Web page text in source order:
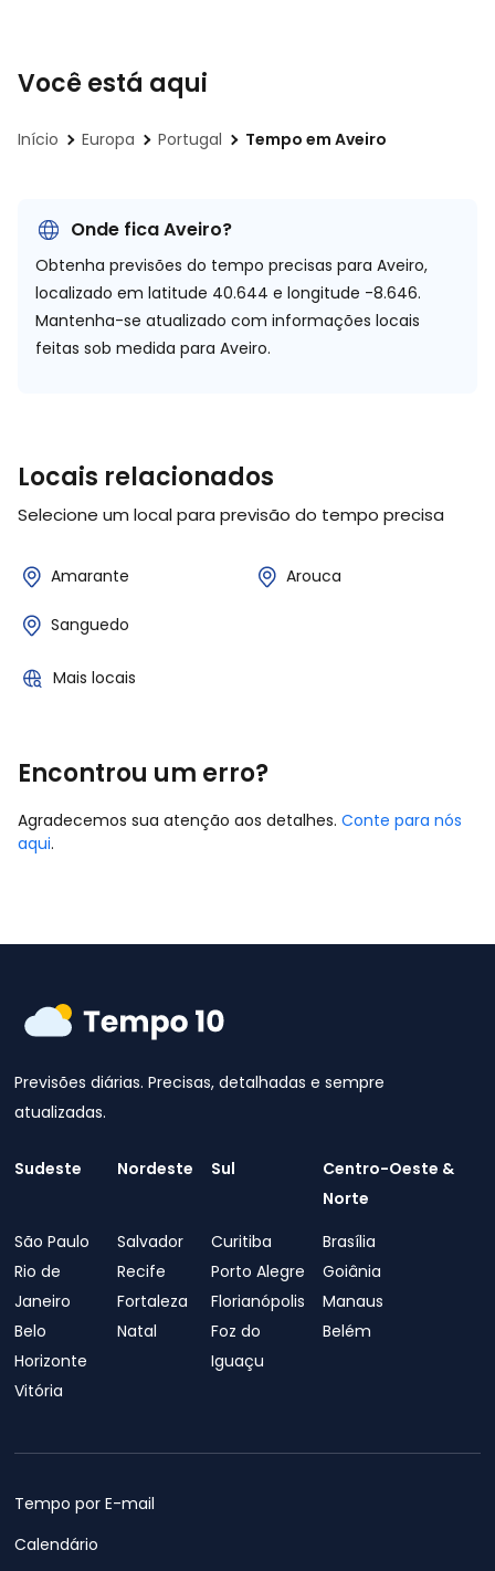
Você está aqui
Início Europa Portugal Tempo em Aveiro
Onde fica Aveiro?
Obtenha previsões do tempo precisas para Aveiro,
localizado em latitude 40.644 e longitude -8.646.
Mantenha-se atualizado com informações locais
feitas sob medida para Aveiro.
Locais relacionados
Selecione um local para previsão do tempo precisa
Amarante Arouca
Sanguedo
Mais locais
Encontrou um erro?
Agradecemos sua atenção aos detalhes. Conte para nós
aqui.
Previsões diárias. Precisas, detalhadas e sempre
atualizadas.
Sudeste
São Paulo
Rio de
Janeiro
Belo
Horizonte
Vitória
Nordeste
Salvador
Recife
Fortaleza
Natal
Sul
Curitiba
Porto Alegre
Florianópolis
Foz do
Iguaçu
Centro-Oeste &
Norte
Brasília
Goiânia
Manaus
Belém
Tempo por E-mail
Calendário